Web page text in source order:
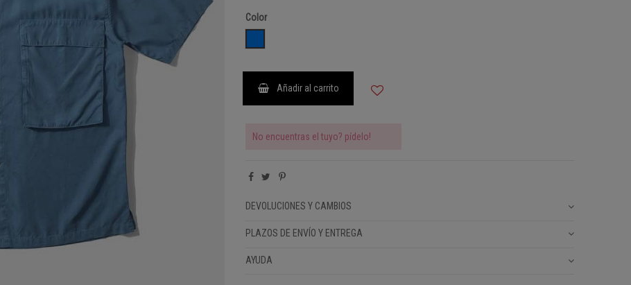
Color
Añadir al carrito
No encuentras el tuyo? pídelo!
DEVOLUCIONES Y CAMBIOS
PLAZOS DE ENVÍO Y ENTREGA
AYUDA